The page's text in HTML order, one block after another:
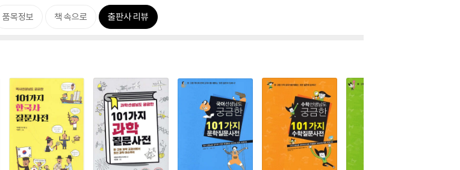
품목정보 책 속으로 출판사 리뷰